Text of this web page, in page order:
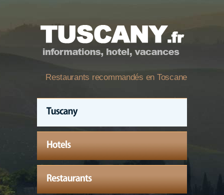
Restaurants recommandés en Toscane